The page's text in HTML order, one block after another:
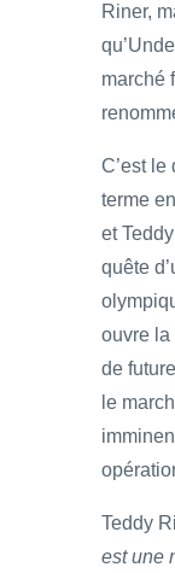
Riner,
marché
C’est le
terme
et
quête
ouvre la
de
le
Teddy
est une